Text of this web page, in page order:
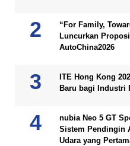
“For Family,
Luncurkan
AutoChina2026
ITE Hong Kong
Baru bagi Industri
nubia Neo 5 GT
Sistem Pendingin
Udara yang